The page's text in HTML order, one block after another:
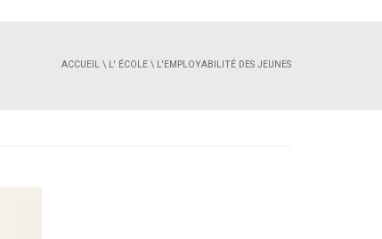
ACCUEIL \ L' ÉCOLE \ L'EMPLOYABILITÉ DES JEUNES